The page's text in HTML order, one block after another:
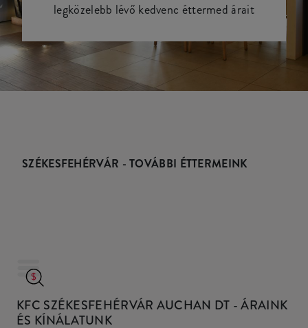
legközelebb lévő kedvenc éttermed árait
SZÉKESFEHÉRVÁR - TOVÁBBI ÉTTERMEINK
KFC SZÉKESFEHÉRVÁR AUCHAN DT - ÁRAINK
ÉS KÍNÁLATUNK